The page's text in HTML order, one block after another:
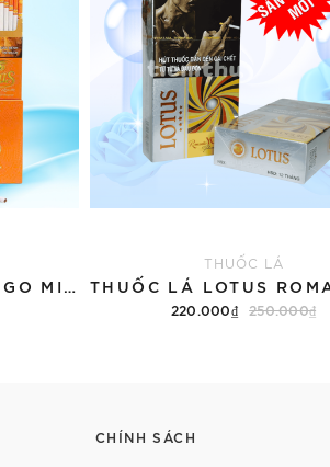
THUỐC LÁ LOTUS MANGO MINT HƯƠNG VỊ XOÀI (TÚT)
THUỐC LÁ
220.000₫ 250.000₫
CHÍNH SÁCH